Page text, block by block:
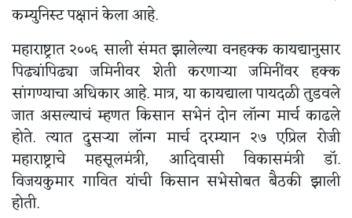
कम्युनिस्ट पक्षानं केला आहे.
महाराष्ट्रात २००६ साली संमत झालेल्या वनहक्क कायद्यानुसार
पिढ्यांपिढ्या जमिनीवर शेती करणाऱ्या जमिनींवर हक्क
सांगण्याचा अधिकार आहे. मात्र, या कायद्याला पायदळी तुडवले
जात असल्याचं म्हणत किसान सभेनं दोन लॉन्ग मार्च काढले
होते. त्यात दुसऱ्या लॉन्ग मार्च दरम्यान २७ एप्रिल रोजी
महाराष्ट्राचे महसूलमंत्री, आदिवासी विकासमंत्री डॉ.
विजयकुमार गावित यांची किसान सभेसोबत बैठकी झाली
होती.